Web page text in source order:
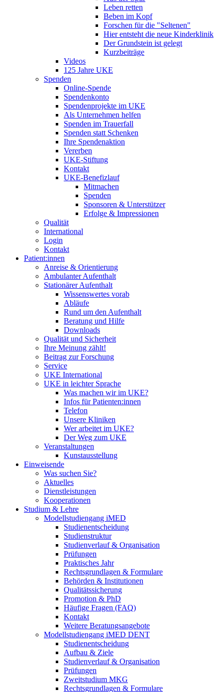
Leben retten
Beben im Kopf
Forschen für die "Seltenen"
Hier entsteht die neue Kinderklinik
Der Grundstein ist gelegt
Kurzbeiträge
Videos
125 Jahre UKE
Spenden
Online-Spende
Spendenkonto
Spendenprojekte im UKE
Als Unternehmen helfen
Spenden im Trauerfall
Spenden statt Schenken
Ihre Spendenaktion
Vererben
UKE-Stiftung
Kontakt
UKE-Benefizlauf
Mitmachen
Spenden
Sponsoren & Unterstützer
Erfolge & Impressionen
Qualität
International
Login
Kontakt
Patient:innen
Anreise & Orientierung
Ambulanter Aufenthalt
Stationärer Aufenthalt
Wissenswertes vorab
Abläufe
Rund um den Aufenthalt
Beratung und Hilfe
Downloads
Qualität und Sicherheit
Ihre Meinung zählt!
Beitrag zur Forschung
Service
UKE International
UKE in leichter Sprache
Was machen wir im UKE?
Infos für Patienten:innen
Telefon
Unsere Kliniken
Wer arbeitet im UKE?
Der Weg zum UKE
Veranstaltungen
Kunstausstellung
Einweisende
Was suchen Sie?
Aktuelles
Dienstleistungen
Kooperationen
Studium & Lehre
Modellstudiengang iMED
Studienentscheidung
Studienstruktur
Studienverlauf & Organisation
Prüfungen
Praktisches Jahr
Rechtsgrundlagen & Formulare
Behörden & Institutionen
Qualitätssicherung
Promotion & PhD
Häufige Fragen (FAQ)
Kontakt
Weitere Beratungsangebote
Modellstudiengang iMED DENT
Studienentscheidung
Aufbau & Ziele
Studienverlauf & Organisation
Prüfungen
Zweitstudium MKG
Rechtsgrundlagen & Formulare